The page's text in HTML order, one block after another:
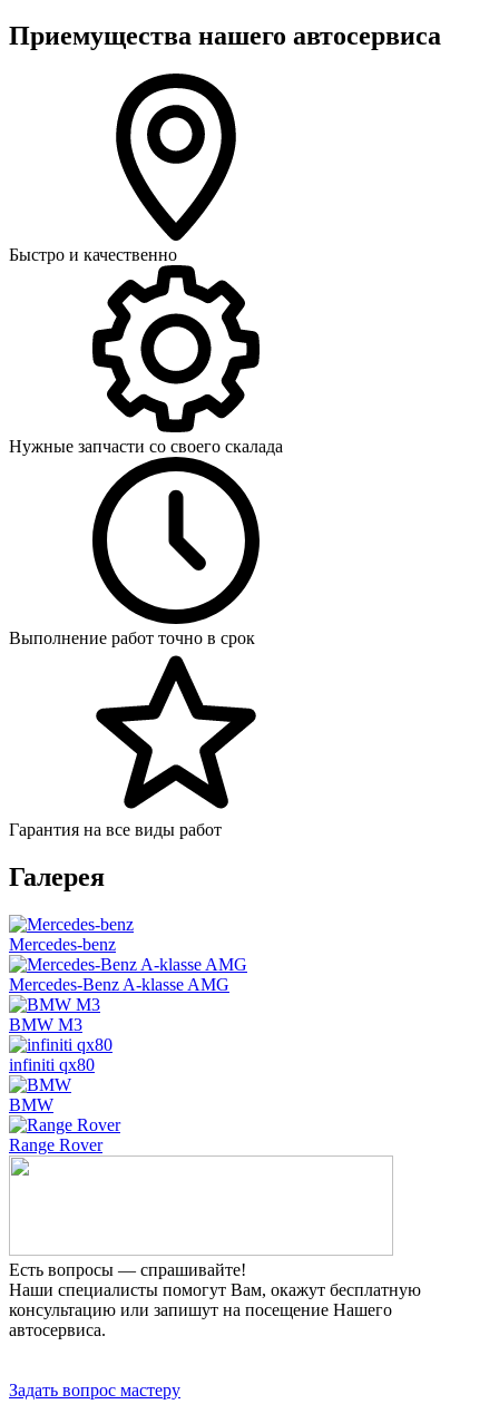
Приемущества нашего автосервиса
Быстро и качественно
Нужные запчасти со своего скалада
Выполнение работ точно в срок
Гарантия на все виды работ
Галерея
Mercedes-benz
Mercedes-Benz A-klasse AMG
BMW M3
infiniti qx80
BMW
Range Rover
Есть вопросы — спрашивайте!
Наши специалисты помогут Вам, окажут бесплатную
консультацию или запишут на посещение Нашего
автосервиса.
Задать вопрос мастеру